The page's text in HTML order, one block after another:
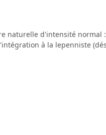
naturelle d'intensité normal
à la lepenniste